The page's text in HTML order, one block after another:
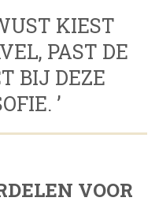
KIEST
PAST DE
BIJ DEZE
’
VOOR